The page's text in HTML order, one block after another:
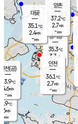
의도
℃
m/s
mm
경서동
35.3℃
3.7 m/s
-mm
대곶
35.1℃
2.4m/s
-mm
양촌
37.2℃
2.7m/s
-mm
인천(공)
33.9℃
4.6m/s
-mm
인천
36.1℃
2.7m/s
-mm